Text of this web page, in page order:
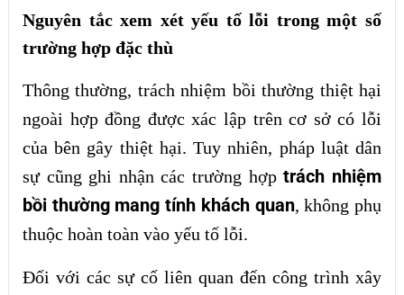
Nguyên tắc xem xét yếu tố lỗi trong một số
trường hợp đặc thù
Thông thường, trách nhiệm bồi thường thiệt hại
ngoài hợp đồng được xác lập trên cơ sở có lỗi
của bên gây thiệt hại. Tuy nhiên, pháp luật dân
sự cũng ghi nhận các trường hợptrách nhiệm
bồi thường mang tính khách quan, không phụ
thuộc hoàn toàn vào yếu tố lỗi.
Đối với các sự cố liên quan đến công trình xây